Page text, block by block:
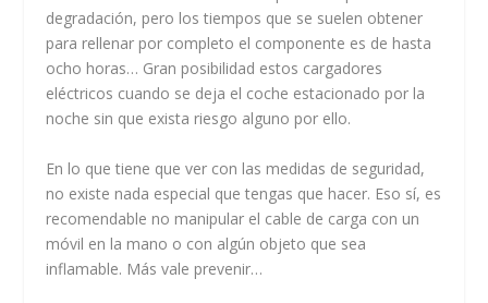
degradación, pero los tiempos que se suelen obtener
para rellenar por completo el componente es de hasta
ocho horas… Gran posibilidad estos cargadores
eléctricos cuando se deja el coche estacionado por la
noche sin que exista riesgo alguno por ello.
En lo que tiene que ver con las medidas de seguridad,
no existe nada especial que tengas que hacer. Eso sí, es
recomendable no manipular el cable de carga con un
móvil en la mano o con algún objeto que sea
inflamable. Más vale prevenir…